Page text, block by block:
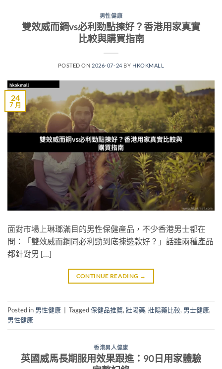
男性健康
雙效威而鋼vs必利勁點揀好？香港用家真實
比較與購買指南
POSTED ON 2026-07-24 BY HKOKMALL
24
7 月
面對市場上琳瑯滿目的男性保健產品，不少香港男士都在
問：「雙效威而鋼同必利勁到底揀邊款好？」話雖兩種產品
都針對男 […]
CONTINUE READING →
Posted in 男性健康 Tagged保健品推薦, 壯陽藥, 壯陽藥比較, 男士健康,
男性健康
香港男人健康
英國威馬長期服用效果跟進：90日用家體驗